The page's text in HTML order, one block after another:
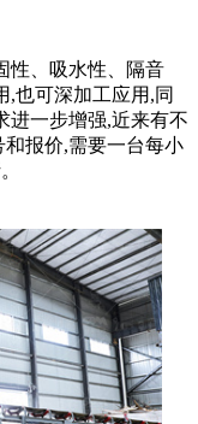
性、吸水性、隔音
,也可深加工应用,同
进一步增强,近来有不
报价,需要一台每小